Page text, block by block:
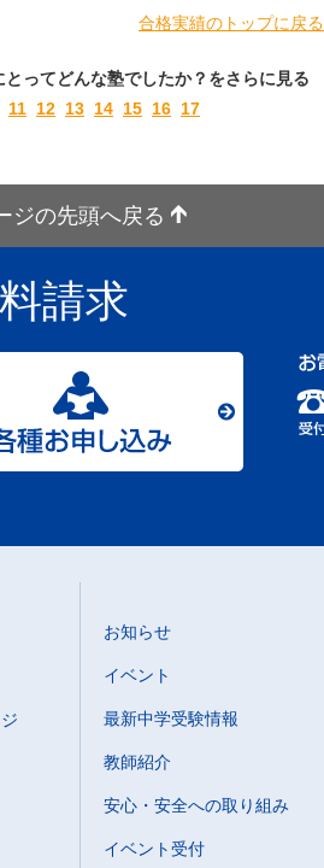
合格実績のトップに戻る
ってどんな塾でしたか？をさらに見る
11 12 13 14 15 16 17
ジの先頭へ戻る
請求
お知らせ
イベント
最新中学受験情報
教師紹介
安心・安全への取り組み
イベント受付